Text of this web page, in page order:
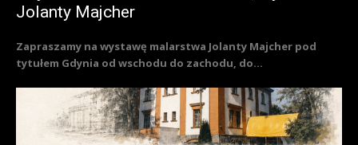
Jolanty Majcher
Zapraszamy na wystawę malarstwa Jolanty Majcher pod
tytułem Gdynia od wschodu do zachodu, do...